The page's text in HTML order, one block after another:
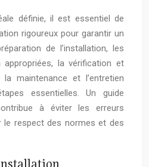
définie, il est essentiel de
rigoureux pour garantir un
de l’installation, les
appropriées, la vérification et
la maintenance et l’entretien
essentielles. Un guide
à éviter les erreurs
respect des normes et des